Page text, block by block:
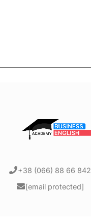
+38 (066) 88 66 842
[email protected]